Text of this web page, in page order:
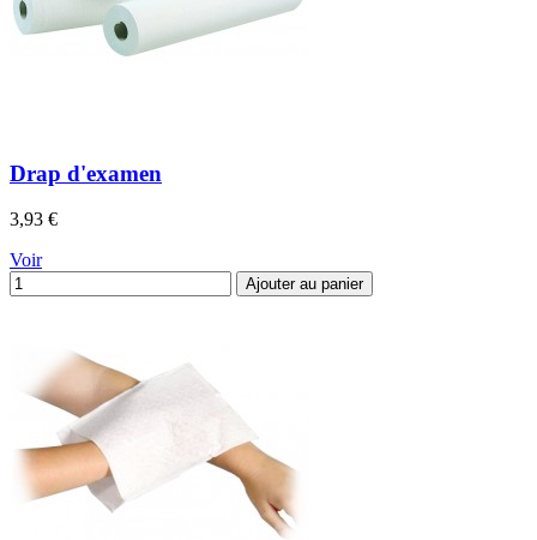
Drap d'examen
3,93 €Prix
Voir
Ajouter au panier